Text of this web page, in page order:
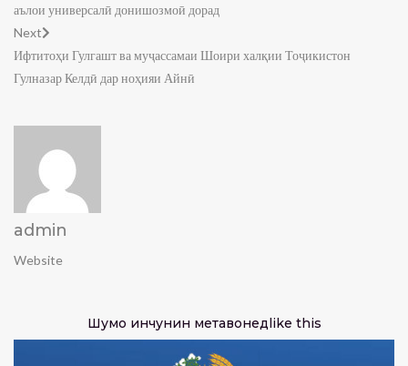
аълои универсалӣ донишозмоӣ дорад
Next
Ифтитоҳи Гулгашт ва муҷассамаи Шоири халқии Тоҷикистон
Гулназар Келдӣ дар ноҳияи Айнӣ
admin
Website
Шумо инчунин метавонедlike this